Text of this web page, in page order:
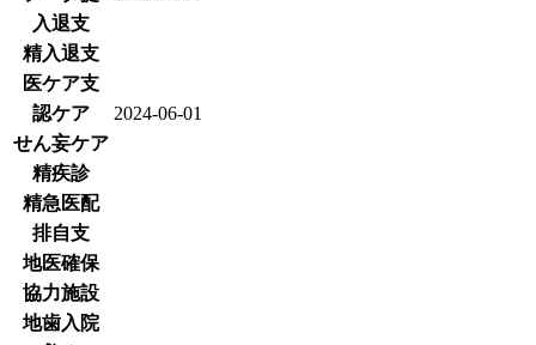
入退支
精入退支
医ケア支
認ケア
2024-06-01
せん妄ケア
精疾診
精急医配
排自支
地医確保
協力施設
地歯入院